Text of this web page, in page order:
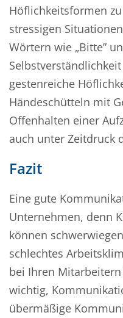
Höflichkeitsformen
stressigen
Wörtern wie „Bitte”
gestenreiche
Händeschütteln mit
Offenhalten einer
auch unter Zeitdruck
Fazit
Eine gute
Unternehmen, denn
können
schlechtes
bei Ihren
wichtig,
übermäßige